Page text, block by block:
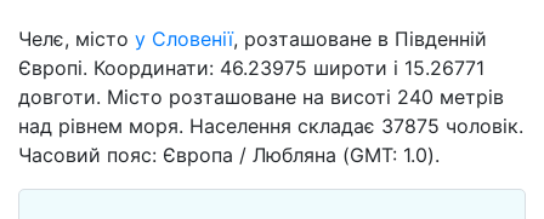
Челє, місто у Словенії, розташоване в Південній
Європі. Координати: 46.23975 широти і 15.26771
довготи. Місто розташоване на висоті 240 метрів
над рівнем моря. Населення складає 37875 чоловік.
Часовий пояс: Європа / Любляна (GMT: 1.0).